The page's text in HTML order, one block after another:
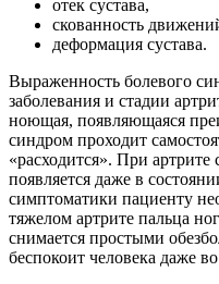
отек сустава,
скованность
деформация сустава.
Выраженность болевого
заболевания и стадии
ноющая, появляющаяся
синдром проходит
«расходится». При артрите
появляется даже в
симптоматики пациенту
тяжелом артрите пальца
снимается простыми
беспокоит человека даже